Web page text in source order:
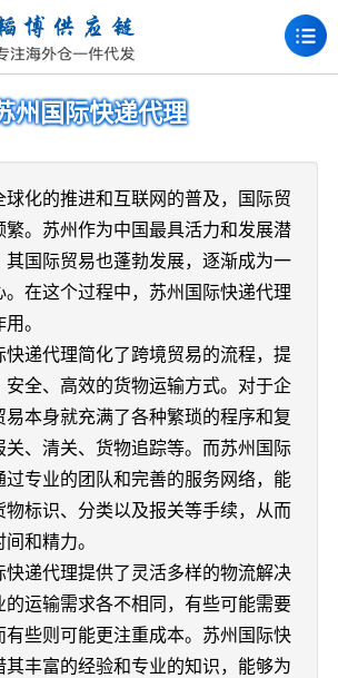
州国际快递代理
球化的推进和互联网的普及，国际贸
繁。苏州作为中国最具活力和发展潜
其国际贸易也蓬勃发展，逐渐成为一
。在这个过程中，苏州国际快递代理
。
快递代理简化了跨境贸易的流程，提
安全、高效的货物运输方式。对于企
易本身就充满了各种繁琐的程序和复
关、清关、货物追踪等。而苏州国际
过专业的团队和完善的服务网络，能
物标识、分类以及报关等手续，从而
和精力。
快递代理提供了灵活多样的物流解决
的运输需求各不相同，有些可能需要
有些则可能更注重成本。苏州国际快
其丰富的经验和专业的知识，能够为